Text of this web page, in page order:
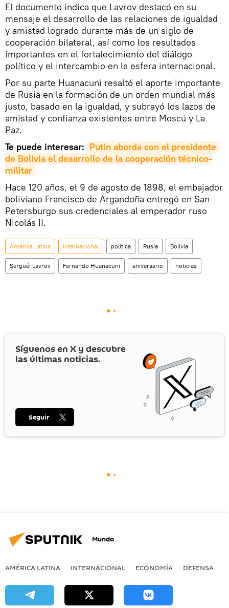
El documento indica que Lavrov destacó en su
mensaje el desarrollo de las relaciones de igualdad
y amistad logrado durante más de un siglo de
cooperación bilateral, así como los resultados
importantes en el fortalecimiento del diálogo
político y el intercambio en la esfera internacional.
Por su parte Huanacuni resaltó el aporte importante
de Rusia en la formación de un orden mundial más
justo, basado en la igualdad, y subrayó los lazos de
amistad y confianza existentes entre Moscú y La
Paz.
Te puede interesar: Putin aborda con el presidente
de Bolivia el desarrollo de la cooperación técnico-
militar
Hace 120 años, el 9 de agosto de 1898, el embajador
boliviano Francisco de Argandoña entregó en San
Petersburgo sus credenciales al emperador ruso
Nicolás II.
América Latina Internacional política Rusia Bolivia
Serguéi Lavrov Fernando Huanacuni aniversario noticias
Síguenos en X y descubre
las últimas noticias.
Seguir
Mundo
AMÉRICA LATINA INTERNACIONAL ECONOMÍA DEFENSA